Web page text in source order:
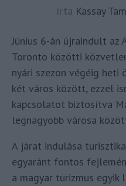
írta Kassay
Június 6-án újraindult az
Toronto közötti
nyári szezon végéig heti
két város között, ezzel
kapcsolatot biztosítva
legnagyobb városa
A járat indulása
egyaránt fontos
a magyar turizmus egyik